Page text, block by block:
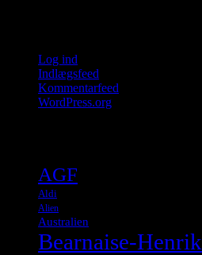
Log ind
Indlægsfeed
Kommentarfeed
WordPress.org
AGF
Aldi
Alien
Australien
Bearnaise-Henrik